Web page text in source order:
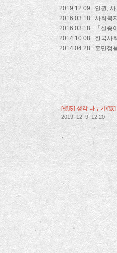
2019.12.09
인권,
2016.03.18
사회복
2016.03.18
「실
2014.10.08
한국사
2014.04.28
훈민정
[楞嚴] 생각 나누기/[談
2019. 12. 9. 12:20
,